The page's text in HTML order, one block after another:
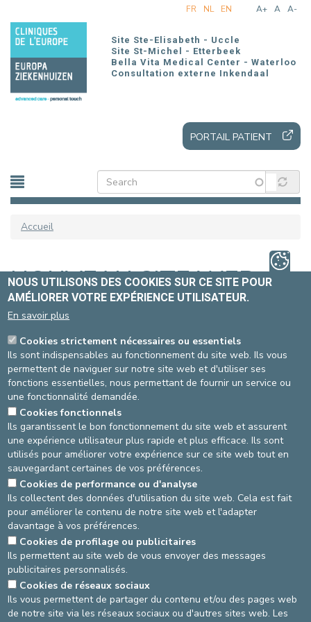
au
contenu
A+ A A-
FR NL EN
Site Ste-Elisabeth - Uccle
Site St-Michel - Etterbeek
Bella Vita Medical Center - Waterloo
Consultation externe Inkendaal
PORTAIL PATIENT
Accueil
NOUVEAU SITE WEB
OUPS… CETTE PAGE N’EXISTE
PLUS.
Le lien que vous avez suivi est peut-être obsolète, ou la page a
été supprimée.
Pas de souci, vous pouvez :
• Retourner à la page d’accueil
• Nous contacter si vous avez besoin d’aide ou d’informations
Merci de votre visite !
Source
Service communication
Dernière modification
16/07/2025
AGRANDIR / RÉDUIRE
asbl Cliniques de l’Europe – Europa Ziekenhuizen vzw
N° d’entreprise : 0432011571
NOUS UTILISONS DES COOKIES SUR CE SITE POUR
AMÉLIORER VOTRE EXPÉRIENCE UTILISATEUR.
En savoir plus
Cookies strictement nécessaires ou essentiels
Ils sont indispensables au fonctionnement du site web. Ils vous
permettent de naviguer sur notre site web et d'utiliser ses
fonctions essentielles, nous permettant de fournir un service ou
une fonctionnalité demandée.
Cookies fonctionnels
Ils garantissent le bon fonctionnement du site web et assurent
une expérience utilisateur plus rapide et plus efficace. Ils sont
utilisés pour améliorer votre expérience sur ce site web tout en
sauvegardant certaines de vos préférences.
Cookies de performance ou d'analyse
Ils collectent des données d'utilisation du site web. Cela est fait
pour améliorer le contenu de notre site web et l'adapter
davantage à vos préférences.
Cookies de profilage ou publicitaires
Ils permettent au site web de vous envoyer des messages
publicitaires personnalisés.
Cookies de réseaux sociaux
Ils vous permettent de partager du contenu et/ou des pages web
de notre site via les réseaux sociaux ou d'autres sites web. Les